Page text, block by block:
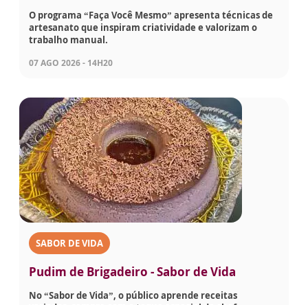
O programa “Faça Você Mesmo” apresenta técnicas de
artesanato que inspiram criatividade e valorizam o
trabalho manual.
07 AGO 2026 - 14H20
SABOR DE VIDA
Pudim de Brigadeiro - Sabor de Vida
No “Sabor de Vida”, o público aprende receitas